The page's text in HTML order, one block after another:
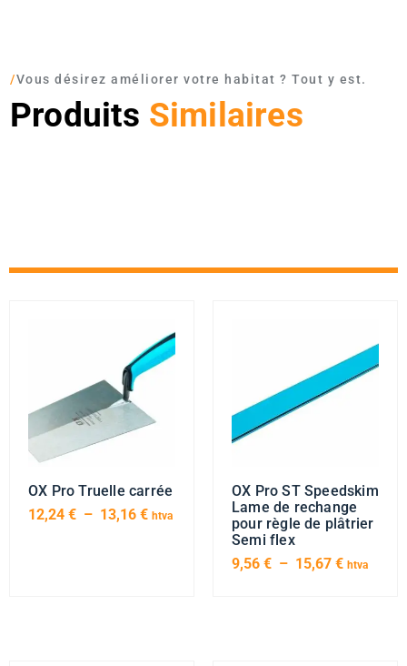
/Vous désirez améliorer votre habitat ? Tout y est.
Produits Similaires
OX Pro Truelle carrée
12,24 € – 13,16 € htva
OX Pro ST Speedskim
Lame de rechange
pour règle de plâtrier
Semi flex
9,56 € – 15,67 € htva